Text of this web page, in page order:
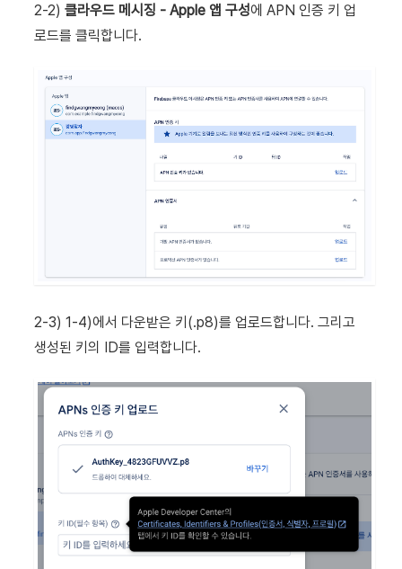
2-2) 클라우드 메시징 - Apple 앱 구성에 APN 인증 키 업
로드를 클릭합니다.
2-3) 1-4)에서 다운받은 키(.p8)를 업로드합니다. 그리고
생성된 키의 ID를 입력합니다.